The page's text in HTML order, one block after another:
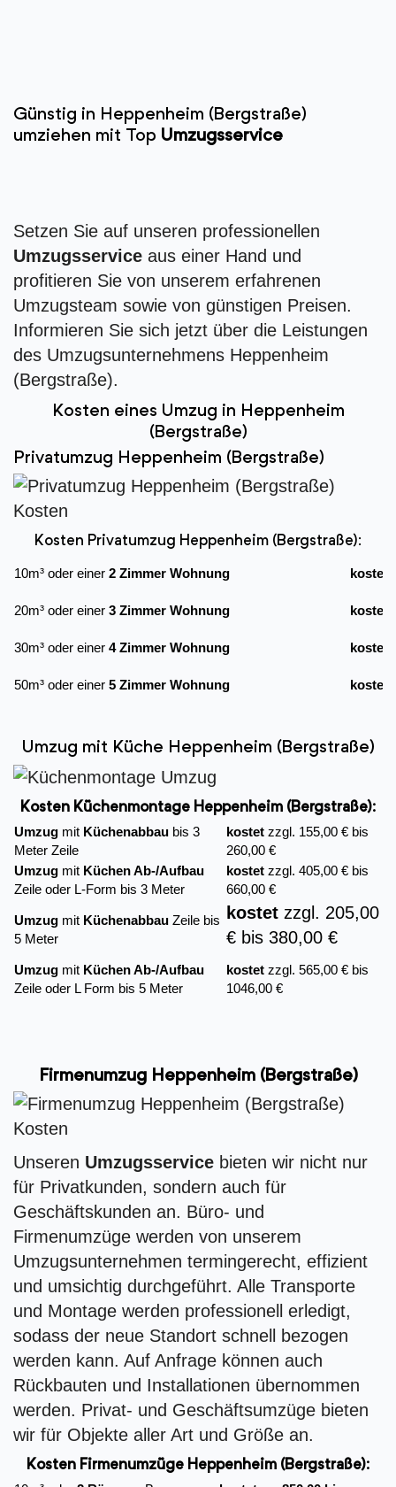
Günstig in Heppenheim (Bergstraße)
umziehen mit Top Umzugsservice
Setzen Sie auf unseren professionellen
Umzugsservice aus einer Hand und
profitieren Sie von unserem erfahrenen
Umzugsteam sowie von günstigen Preisen.
Informieren Sie sich jetzt über die Leistungen
des Umzugsunternehmens Heppenheim
(Bergstraße).
Kosten eines Umzug in Heppenheim
(Bergstraße)
Privatumzug Heppenheim (Bergstraße)
Kosten Privatumzug Heppenheim (Bergstraße):
10m³ oder einer 2 Zimmer Wohnung kostet
20m³ oder einer 3 Zimmer Wohnung kostet
30m³ oder einer 4 Zimmer Wohnung kostet
50m³ oder einer 5 Zimmer Wohnung kostet
Umzug mit Küche Heppenheim (Bergstraße)
Kosten Küchenmontage Heppenheim (Bergstraße):
Umzug mit Küchenabbau bis 3
Meter Zeile
kostet zzgl. 155,00 € bis
260,00 €
Umzug mit Küchen Ab-/Aufbau
Zeile oder L-Form bis 3 Meter
kostet zzgl. 405,00 € bis
660,00 €
Umzug mit Küchenabbau Zeile bis
5 Meter
kostet zzgl. 205,00
€ bis 380,00 €
Umzug mit Küchen Ab-/Aufbau
Zeile oder L Form bis 5 Meter
kostet zzgl. 565,00 € bis
1046,00 €
Firmenumzug Heppenheim (Bergstraße)
Unseren Umzugsservice bieten wir nicht nur
für Privatkunden, sondern auch für
Geschäftskunden an. Büro- und
Firmenumzüge werden von unserem
Umzugsunternehmen termingerecht, effizient
und umsichtig durchgeführt. Alle Transporte
und Montage werden professionell erledigt,
sodass der neue Standort schnell bezogen
werden kann. Auf Anfrage können auch
Rückbauten und Installationen übernommen
werden. Privat- und Geschäftsumzüge bieten
wir für Objekte aller Art und Größe an.
Kosten Firmenumzüge Heppenheim (Bergstraße):